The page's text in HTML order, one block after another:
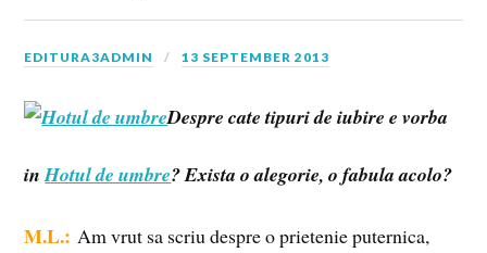
EDITURA3ADMIN 13 SEPTEMBER 2013
Despre cate tipuri de iubire e vorba
inHotul de umbre? Exista o alegorie, o fabula acolo?
M.L.: Am vrut sa scriu despre o prietenie puternica,